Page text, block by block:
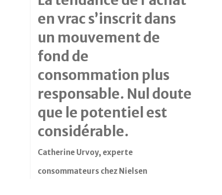
en vrac s’inscrit dans
un mouvement de
fond de
consommation plus
responsable. Nul doute
que le potentiel est
considérable.
Catherine Urvoy, experte
consommateurs chez Nielsen